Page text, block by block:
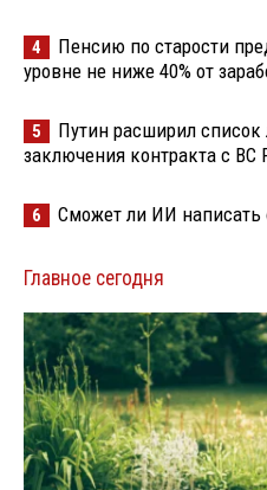
4
Пенсию по старости
уровне не ниже 40% от
5
Путин расширил
заключения контракта с ВС
6 Сможет ли ИИ написать
Главное сегодня